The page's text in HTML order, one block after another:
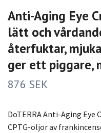
Anti-Aging Eye
lätt och
återfuktar,
ger ett piggare,
876 SEK
DoTERRA Anti-Aging
CPTG-oljor av